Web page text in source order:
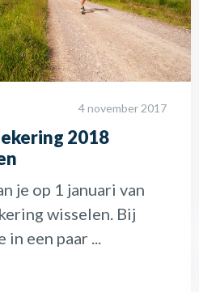
4 november 2017
2018
je op 1 januari van
wisselen. Bij
in een paar ...